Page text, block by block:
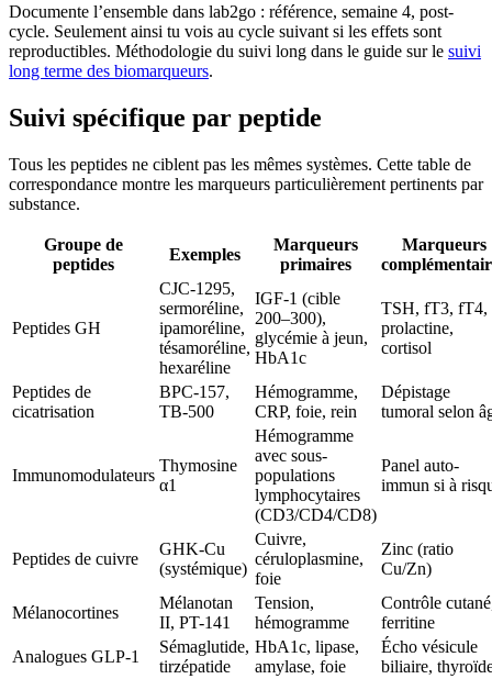
Documente l’ensemble dans lab2go : référence, semaine 4, post-
cycle. Seulement ainsi tu vois au cycle suivant si les effets sont
reproductibles. Méthodologie du suivi long dans le guide sur le suivi
long terme des biomarqueurs.
Suivi spécifique par peptide
Tous les peptides ne ciblent pas les mêmes systèmes. Cette table de
correspondance montre les marqueurs particulièrement pertinents par
substance.
Groupe de
peptides
Exemples
Marqueurs
primaires
Marqueurs
Peptides GH
CJC-1295,
sermoréline,
ipamoréline,
tésamoréline,
hexaréline
IGF-1 (cible
200–300),
glycémie à jeun,
HbA1c
TSH, fT3, fT4,
prolactine,
cortisol
Peptides de
cicatrisation
BPC-157,
TB-500
Hémogramme,
CRP, foie, rein
Dépistage
tumoral selon
Immunomodulateurs
Thymosine
α1
Hémogramme
avec sous-
populations
lymphocytaires
(CD3/CD4/CD8)
Panel auto-
immun si à
Peptides de cuivre
GHK-Cu
(systémique)
Cuivre,
céruloplasmine,
foie
Zinc (ratio
Cu/Zn)
Mélanocortines
Mélanotan
II, PT-141
Tension,
hémogramme
Contrôle
ferritine
Analogues GLP-1
Sémaglutide,
tirzépatide
HbA1c, lipase,
amylase, foie
Écho vésicule
biliaire,